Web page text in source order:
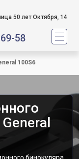
50 лет Октября, 14
58
100S6